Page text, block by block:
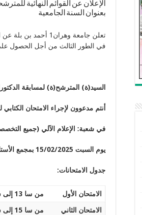
الإعلان عن القوائم النهائية
بعنوان السنة الجامعية
تعلن جامعة وهران1
في الطور الثالث من أجل الحصول على
السيد(ة) المترشح(ة) لمسابقة
أنتم مدعوون لإجراء الامتحان الكتابي
في شعبة: الإعلام الآلي (جميع
يوم السبت 15/02/2025 بمجمع الأستاذ عبد المالك مرتاض
جدول الامتحانات:
الامتحان الأول من سا 13 إلى سا 14و30 (امتحان المادة المشتركة، المدة ساعة ونصف، المعامل 1)
الامتحان الثاني من سا 15 إلى سا 17 (امتحان التخصص، المدة ساعتان، المعامل 3)